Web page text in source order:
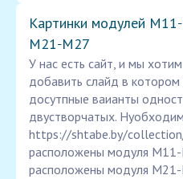
Картинки модулей
М21‑М27
У нас есть сайт, и мы
добавить слайд в котором
досутпные ваианты
двустворчатых.
https://shtabe.by/
расположены модуля М11-
расположены модуля